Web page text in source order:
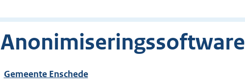
Anonimiseringssoftware
Gemeente Enschede